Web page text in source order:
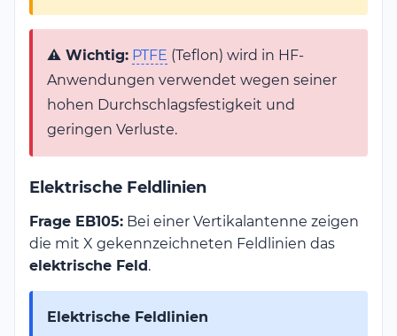
400\,\frac{\text{kV}}
{\text{cm}} \cdot
0{,}015\,\text{cm} =
\mathbf{6\,\text{kV}}
⚠️ Wichtig: PTFE (Teflon) wird in HF-
Anwendungen verwendet wegen seiner
hohen Durchschlagsfestigkeit und
geringen Verluste.
Elektrische Feldlinien
Frage EB105: Bei einer Vertikalantenne zeigen
die mit X gekennzeichneten Feldlinien das
elektrische Feld.
Elektrische Feldlinien